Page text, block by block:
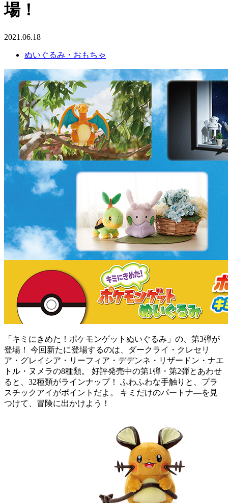
場！
2021.06.18
ぬいぐるみ・おもちゃ
「キミにきめた！ポケモンゲットぬいぐるみ」の、第3弾が
登場！ 今回新たに登場するのは、ダークライ・クレセリ
ア・グレイシア・リーフィア・デデンネ・リザードン・ナエ
トル・ヌメラの8種類。 好評発売中の第1弾・第2弾とあわせ
ると、32種類がラインナップ！ ふわふわな手触りと、プラ
スチックアイがポイントだよ。 キミだけのパートナ―を見
つけて、冒険に出かけよう！